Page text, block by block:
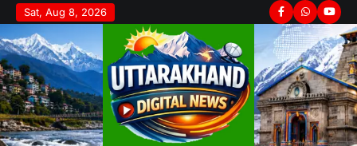
Skip
to
content
Sat, Aug 8, 2026 Facebook
Whatsapp